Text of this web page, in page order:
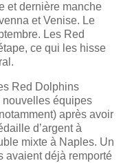
et dernière manche
et Venise. Le
Les Red
ce qui les hisse
Red Dolphins
nouvelles équipes
après avoir
d’argent à
mixte à Naples. Un
avaient déjà remporté